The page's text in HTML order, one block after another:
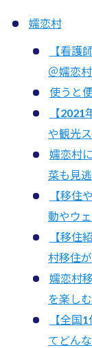
嬬恋村
【看護
＠嬬恋村
使うと
【
や観光
嬬恋村
菜も見
【移住
動やウ
【移住
村移住
嬬恋村
を楽し
【全国
てどん